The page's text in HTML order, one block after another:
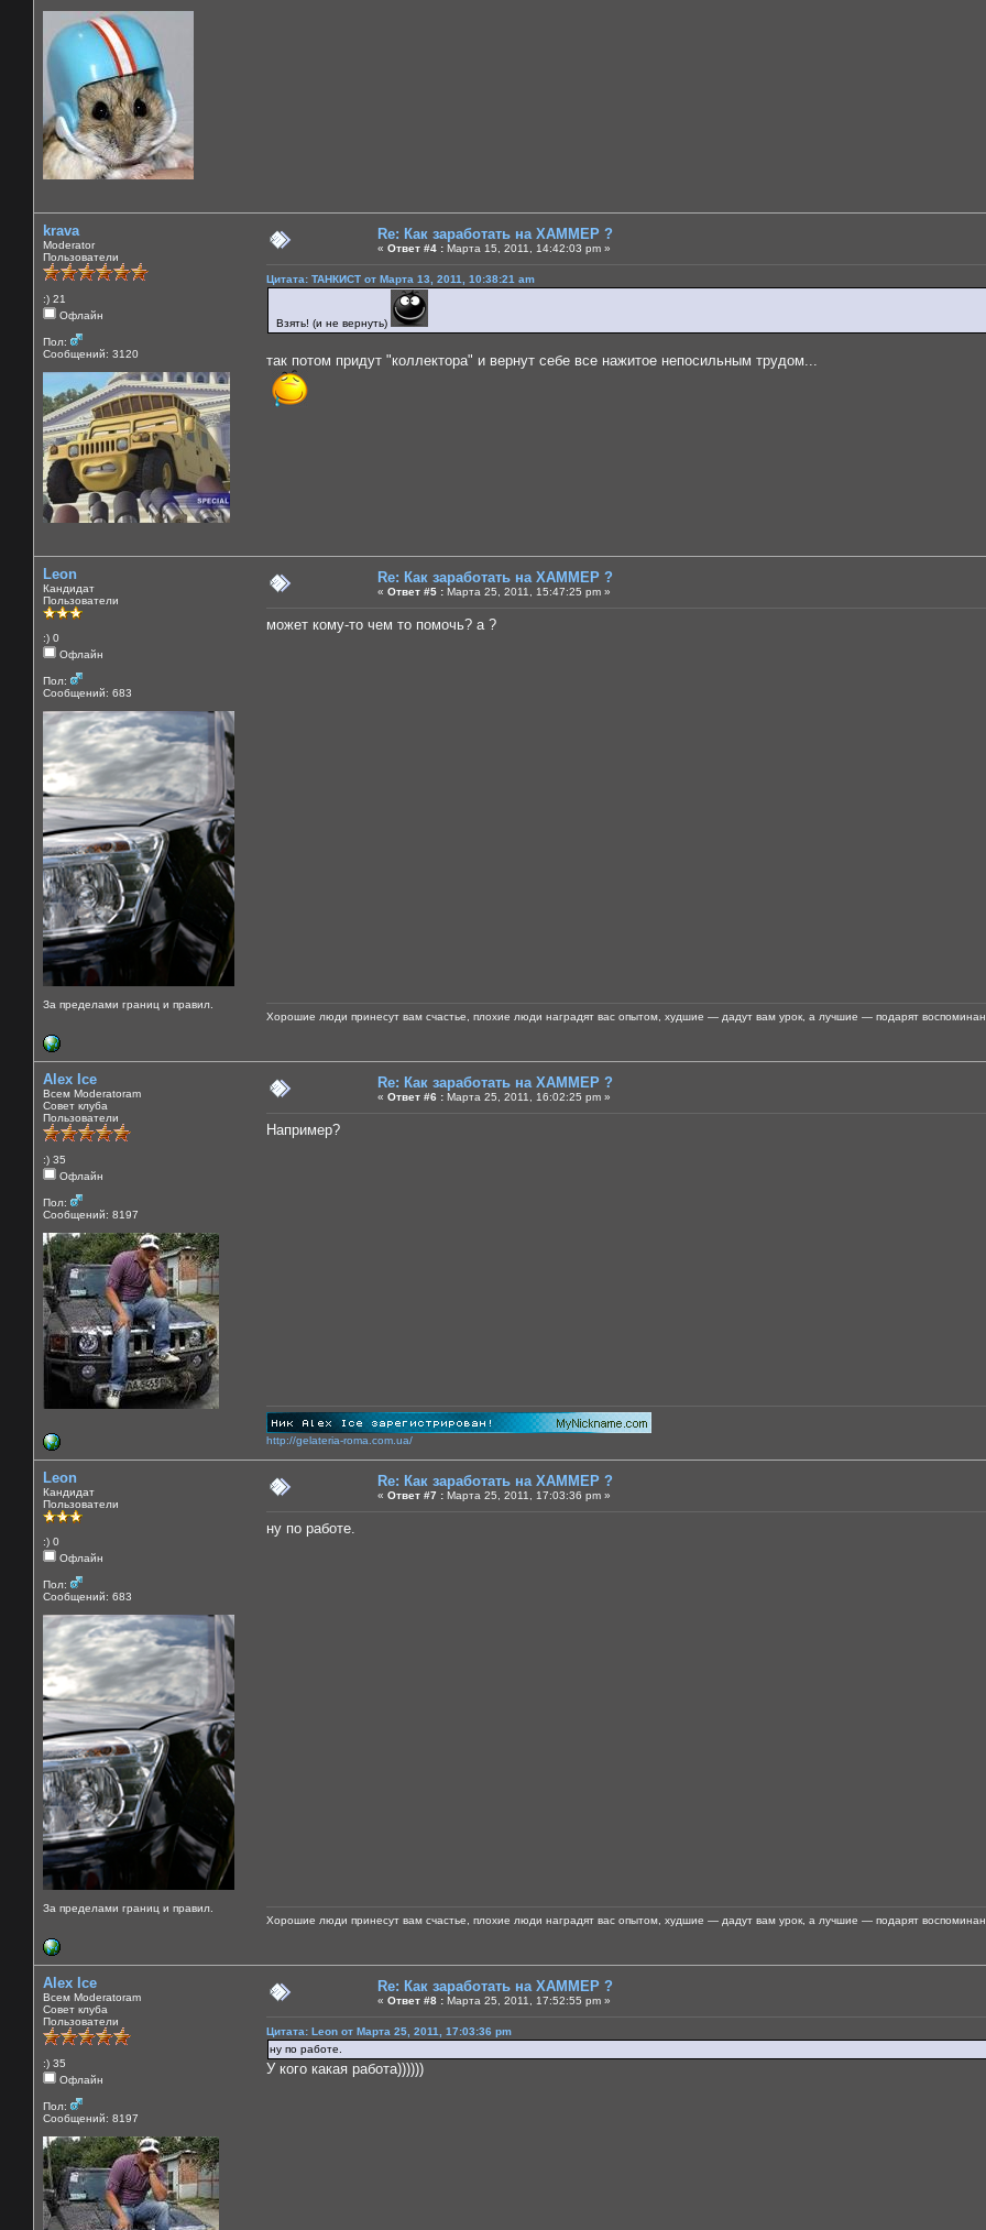
krava
Moderator
Пользователи
:) 21
Офлайн
Пол:
Сообщений: 3120
Re: Как заработать на ХАММЕР ?
« Ответ #4 : Марта 15, 2011, 14:42:03 pm »
Цитата: ТАНКИСТ от Марта 13, 2011, 10:38:21 am
Взять! (и не вернуть)
так потом придут "коллектора" и вернут себе все нажитое непосильным трудом...
Leon
Кандидат
Пользователи
:) 0
Офлайн
Пол:
Сообщений: 683
За пределами границ и правил.
Re: Как заработать на ХАММЕР ?
« Ответ #5 : Марта 25, 2011, 15:47:25 pm »
может кому-то чем то помочь? а ?
Хорошие люди принесут вам счастье, плохие люди наградят вас опытом, худшие — дадут вам урок, а лучшие — подарят
Alex Ice
Всем Moderatoram
Совет клуба
Пользователи
:) 35
Офлайн
Пол:
Сообщений: 8197
Re: Как заработать на ХАММЕР ?
« Ответ #6 : Марта 25, 2011, 16:02:25 pm »
Например?
http://gelateria-roma.com.ua/
Leon
Кандидат
Пользователи
:) 0
Офлайн
Пол:
Сообщений: 683
За пределами границ и правил.
Re: Как заработать на ХАММЕР ?
« Ответ #7 : Марта 25, 2011, 17:03:36 pm »
ну по работе.
Хорошие люди принесут вам счастье, плохие люди наградят вас опытом, худшие — дадут вам урок, а лучшие — подарят
Alex Ice
Всем Moderatoram
Совет клуба
Пользователи
:) 35
Офлайн
Пол:
Сообщений: 8197
Re: Как заработать на ХАММЕР ?
« Ответ #8 : Марта 25, 2011, 17:52:55 pm »
Цитата: Leon от Марта 25, 2011, 17:03:36 pm
ну по работе.
У кого какая работа))))))